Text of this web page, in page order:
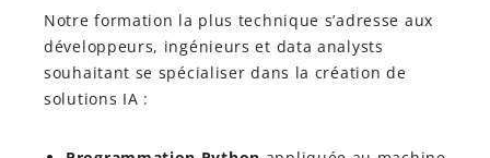
Notre formation la plus technique s’adresse aux
développeurs, ingénieurs et data analysts
souhaitant se spécialiser dans la création de
solutions IA :